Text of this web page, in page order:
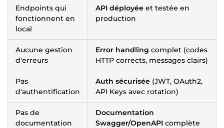
Endpoints qui
fonctionnent en
local
API déployée et testée en
production
Aucune gestion
d'erreurs
Error handling complet (codes
HTTP corrects, messages clairs)
Pas
d'authentification
Auth sécurisée (JWT, OAuth2,
API Keys avec rotation)
Pas de
documentation
Documentation
Swagger/OpenAPI complète